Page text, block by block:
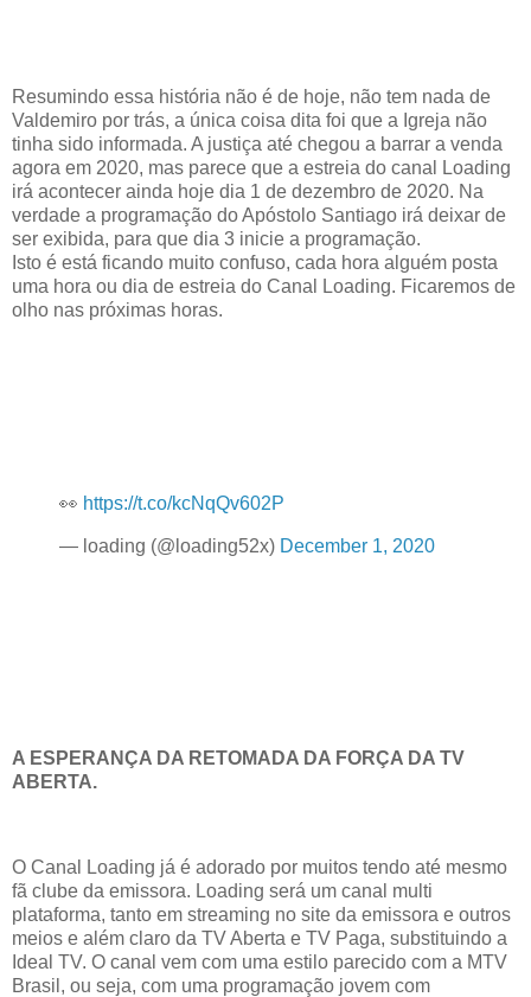
Resumindo essa história não é de hoje, não tem nada de
Valdemiro por trás, a única coisa dita foi que a Igreja não
tinha sido informada. A justiça até chegou a barrar a venda
agora em 2020, mas parece que a estreia do canal Loading
irá acontecer ainda hoje dia 1 de dezembro de 2020. Na
verdade a programação do Apóstolo Santiago irá deixar de
ser exibida, para que dia 3 inicie a programação.
Isto é está ficando muito confuso, cada hora alguém posta
uma hora ou dia de estreia do Canal Loading. Ficaremos de
olho nas próximas horas.
👀 https://t.co/kcNqQv602P
— loading (@loading52x) December 1, 2020
A ESPERANÇA DA RETOMADA DA FORÇA DA TV
ABERTA.
O Canal Loading já é adorado por muitos tendo até mesmo
fã clube da emissora. Loading será um canal multi
plataforma, tanto em streaming no site da emissora e outros
meios e além claro da TV Aberta e TV Paga, substituindo a
Ideal TV. O canal vem com uma estilo parecido com a MTV
Brasil, ou seja, com uma programação jovem com